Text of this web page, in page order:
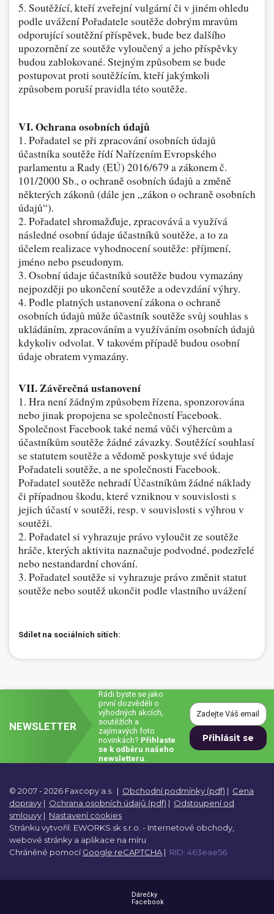
5. Soutěžící, kteří zveřejní vulgární či v jiném ohledu
podle uvážení Pořadatele soutěže dobrým mravům
odporující soutěžní příspěvek, bude bez dalšího
upozornění ze soutěže vyloučený a jeho příspěvky
budou zablokované. Stejným způsobem se bude
postupovat proti soutěžícím, kteří jakýmkoli
způsobem poruší pravidla této soutěže.
VI. Ochrana osobních údajů
1. Pořadatel se při zpracování osobních údajů
účastníka soutěže řídí Nařízením Evropského
parlamentu a Rady (EÚ) 2016/679 a zákonem č.
101/2000 Sb., o ochraně osobních údajů a změně
některých zákonů (dále jen „zákon o ochraně osobních
údajů“).
2. Pořadatel shromažďuje, zpracovává a využívá
následné osobní údaje účastníků soutěže, a to za
účelem realizace vyhodnocení soutěže: příjmení,
jméno nebo pseudonym.
3. Osobní údaje účastníků soutěže budou vymazány
nejpozději po ukončení soutěže a odevzdání výhry.
4. Podle platných ustanovení zákona o ochraně
osobních údajů může účastník soutěže svůj souhlas s
ukládáním, zpracováním a využíváním osobních údajů
kdykoliv odvolat. V takovém případě budou osobní
údaje obratem vymazány.
VII. Závěrečná ustanovení
1. Hra není žádným způsobem řízena, sponzorována
nebo jinak propojena se společností Facebook.
Společnost Facebook také nemá vůči výhercům a
účastníkům soutěže žádné závazky. Soutěžící souhlasí
se statutem soutěže a vědomě poskytuje své údaje
Pořadateli soutěže, a ne společnosti Facebook.
Pořadatel soutěže nehradí Účastníkům žádné náklady
či případnou škodu, které vzniknou v souvislosti s
jejich účastí v soutěži, resp. v souvislosti s výhrou v
soutěži.
2. Pořadatel si vyhrazuje právo vyloučit ze soutěže
hráče, kterých aktivita naznačuje podvodné, podezřelé
nebo nestandardní chování.
3. Pořadatel soutěže si vyhrazuje právo změnit statut
soutěže nebo soutěž ukončit podle vlastního uvážení
Sdílet na sociálních sítích:
NEWSLETTER
Rádi byste se jako
první dozvěděli o
výhodných akcích,
soutěžích a
zajímavých foto
novinkách? Přihlaste
se k odběru našeho
newsletteru.
© 2007 - 2026 Faxcopy a.s. | Obchodní podmínky (pdf) | Cena
dopravy | Ochrana osobních údajů (pdf) | Odstoupení od
smlouvy | Nastavení cookies
Stránku vytvořil: EWORKS.sk s.r.o. - Internetové obchody,
webové stránky a aplikace na míru
Chráněné pomocíGoogle reCAPTCHA | RID: 463eae56
Dárečky
Facebook